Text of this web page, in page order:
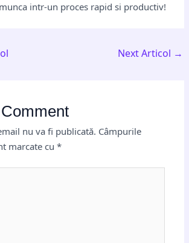
intr-un proces rapid si productiv!
Next Articol →
nu va fi publicată. Câmpurile
marcate cu*